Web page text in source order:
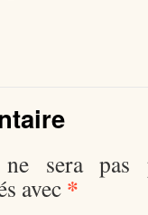
sera pas
avec *